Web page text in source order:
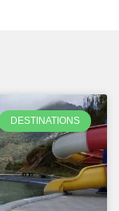
DESTINATIONS